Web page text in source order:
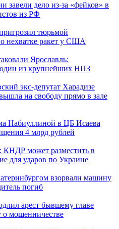
завели дело из-за «фейков» в
из РФ
тюрьмой
нехватке ракет у США
Ярославль:
один из крупнейших НПЗ
экс-депутат Харадизе
на свободу прямо в зале
Набиуллиной в ЦБ Исаева
4 млрд рублей
КНДР может разместить в
для ударов по Украине
взорвали машину
погиб
арест бывшему главе
о мошенничестве